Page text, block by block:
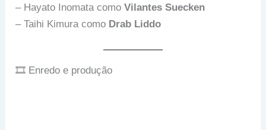
– Hayato Inomata comoVilantes Suecken
– Taihi Kimura como Drab Liddo
🎞️ Enredo e produção